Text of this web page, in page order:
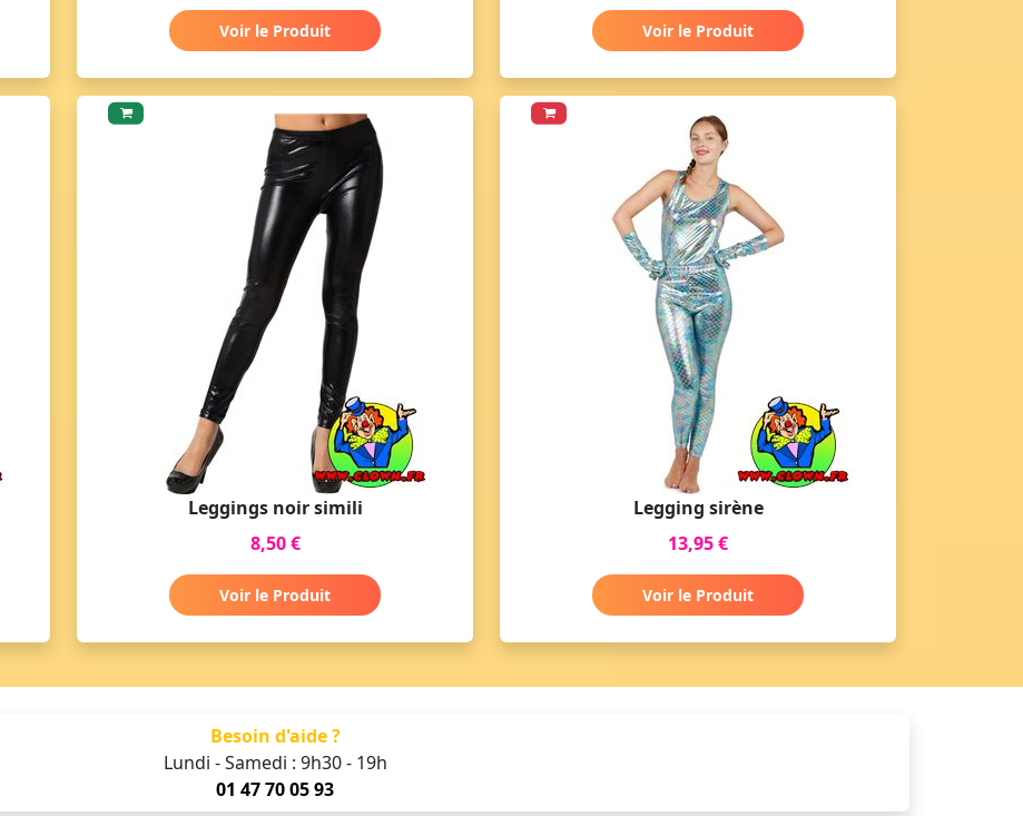
Voir le Produit Voir le Produit
Leggings noir simili
8,50 €
Voir le Produit
Legging sirène
13,95 €
Voir le Produit
Besoin d'aide ?
Lundi - Samedi : 9h30 - 19h
01 47 70 05 93